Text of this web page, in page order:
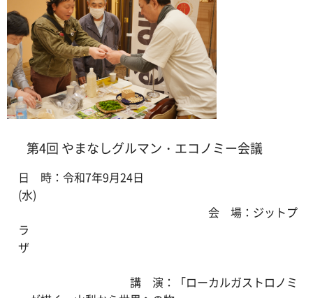
第4回 やまなしグルマン・エコノミー会議
日 時：令和7年9月24日
(水)
会 場：ジットプ
ラ
ザ
講 演：「ローカルガストロノミ